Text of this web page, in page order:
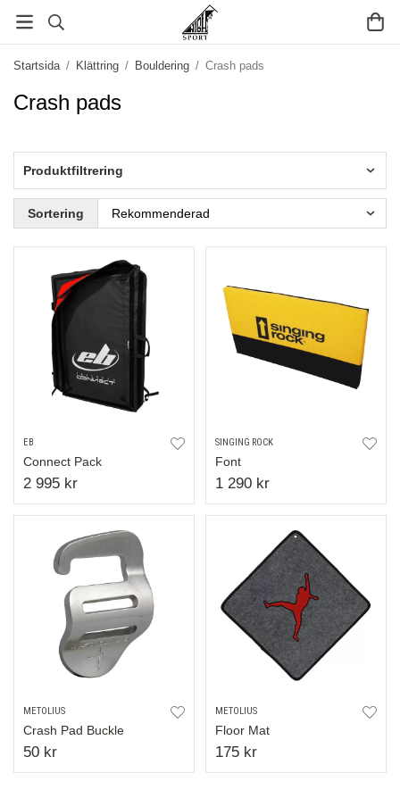
Startsida / Klättring / Bouldering / Crash pads
Crash pads
Produktfiltrering
Sortering
EB
Connect Pack
2 995 kr
SINGING ROCK
Font
1 290 kr
METOLIUS
Crash Pad Buckle
50 kr
METOLIUS
Floor Mat
175 kr